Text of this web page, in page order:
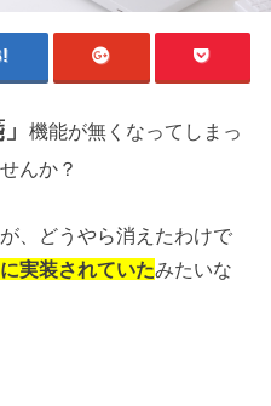
」機能が無くなってしまっ
んか？
、どうやら消えたわけで
実装されていたみたいな